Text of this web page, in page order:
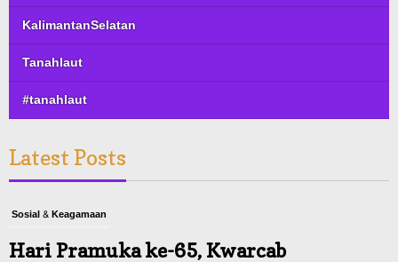
KalimantanSelatan
Tanahlaut
#tanahlaut
Latest Posts
Sosial & Keagamaan
Hari Pramuka ke-65, Kwarcab